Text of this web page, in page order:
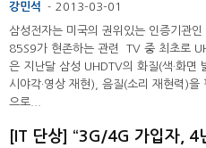
강민석 - 2013-03-01
삼성전자는 미국의 권위있는 인증기관
85S9가 현존하는 관련 TV 중 최초로
은 지난달 삼성 UHDTV의 화질(색·화면
시야각·영상 재현), 음질(소리 재현력)
으로...
[IT 단상] “3G/4G 가입자, 4